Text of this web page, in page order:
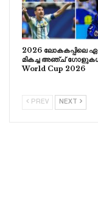
2026 ലോകകപ്പിലെ
മികച്ച അഞ്ച്
World Cup 2026
PREV NEXT